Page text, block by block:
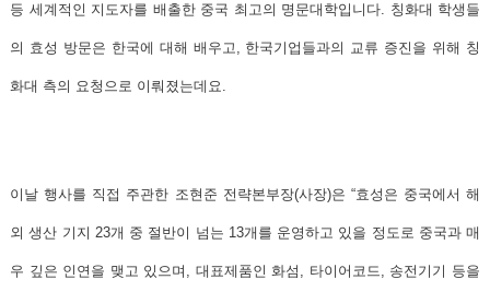
등 세계적인 지도자를 배출한 중국 최고의 명문대학입니다. 칭화대 학생들
의 효성 방문은 한국에 대해 배우고, 한국기업들과의 교류 증진을 위해 칭
화대 측의 요청으로 이뤄졌는데요.
이날 행사를 직접 주관한 조현준 전략본부장(사장)은 “효성은 중국에서 해
외 생산 기지 23개 중 절반이 넘는 13개를 운영하고 있을 정도로 중국과 매
우 깊은 인연을 맺고 있으며, 대표제품인 화섬, 타이어코드, 송전기기 등을